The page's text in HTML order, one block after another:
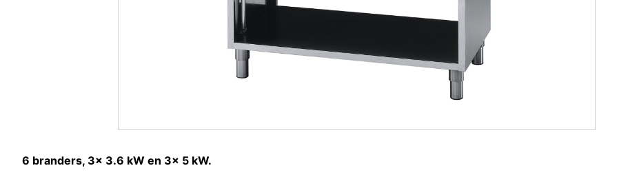
6 branders, 3x 3.6 kW en 3x 5 kW.